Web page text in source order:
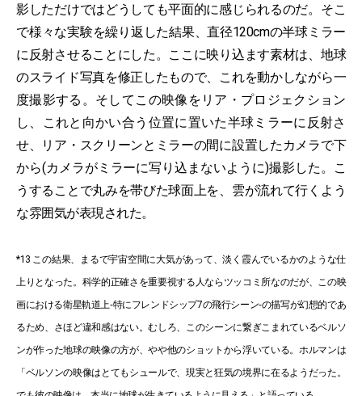
影しただけではどうしても平面的に感じられるのだ。そこ
で様々な実験を繰り返した結果、直径120cmの半球ミラー
に反射させることにした。ここに映り込ます素材は、地球
のスライド写真を修正したもので、これを動かしながら一
度撮影する。そしてこの映像をリア・プロジェクション
し、これと向かい合う位置に置いた半球ミラーに反射さ
せ、リア・スクリーンとミラーの間に設置したカメラで下
から(カメラがミラーに写り込まないように)撮影した。こ
うすることで丸みを帯びた球面上を、雲が流れて行くよう
な雰囲気が表現された。
*13 この結果、まるで宇宙空間に大気があって、淡く霞んでいるかのような仕
上りとなった。科学的正確さを重要視する人ならツッコミ所なのだが、この映
画における衛星軌道上‐特にフレンドシップ7の飛行シーン‐の描写が幻想的であ
るため、さほど違和感はない。むしろ、このシーンに繋ぎこまれているベルソ
ンが作った地球の映像の方が、やや他のショットから浮いている。ホルマンは
「ベルソンの映像はとてもシュールで、現実と狂気の境界に在るようだった。